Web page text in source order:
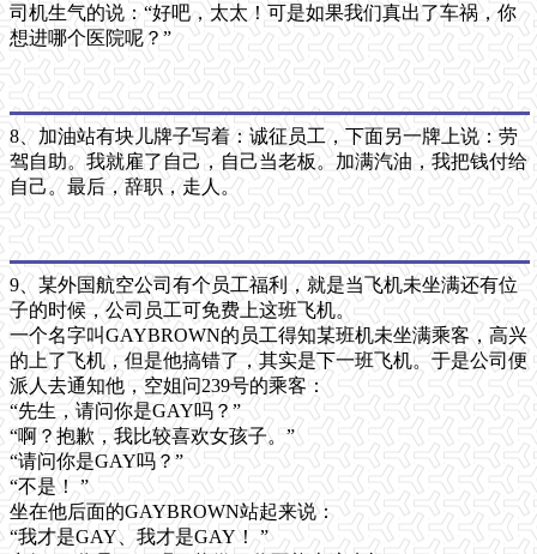
司机生气的说：“好吧，太太！可是如果我们真出了车祸，你
想进哪个医院呢？”
8、加油站有块儿牌子写着：诚征员工，下面另一牌上说：劳
驾自助。我就雇了自己，自己当老板。加满汽油，我把钱付给
自己。最后，辞职，走人。
9、某外国航空公司有个员工福利，就是当飞机未坐满还有位
子的时候，公司员工可免费上这班飞机。
一个名字叫GAYBROWN的员工得知某班机未坐满乘客，高兴
的上了飞机，但是他搞错了，其实是下一班飞机。于是公司便
派人去通知他，空姐问239号的乘客：
“先生，请问你是GAY吗？”
“啊？抱歉，我比较喜欢女孩子。”
“请问你是GAY吗？”
“不是！ ”
坐在他后面的GAYBROWN站起来说：
“我才是GAY、我才是GAY！ ”